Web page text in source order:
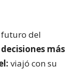
futuro del
más
viajó con su